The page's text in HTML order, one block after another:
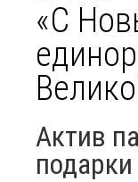
«С
Актив
подарки